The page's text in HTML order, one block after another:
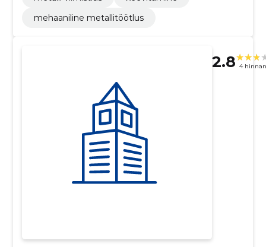
mehaaniline metallitöötlus
2.8 4